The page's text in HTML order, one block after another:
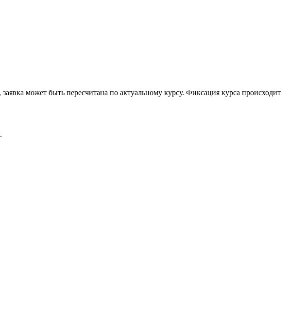
может быть пересчитана по актуальному курсу. Фиксация курса происходит